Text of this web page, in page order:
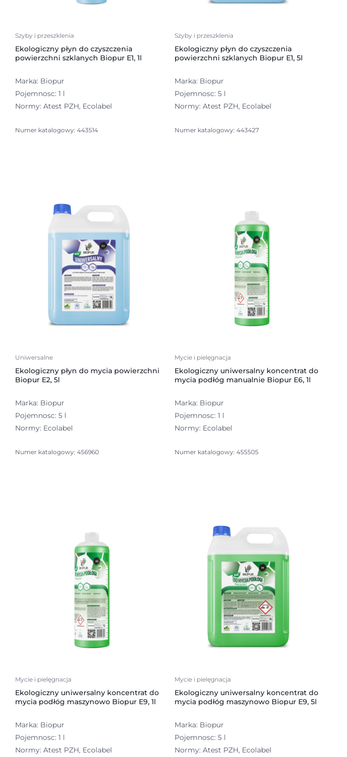
Szyby i przeszklenia
Ekologiczny płyn do czyszczenia
powierzchni szklanych Biopur E1, 1l
Marka: Biopur
Pojemnosc: 1 l
Normy: Atest PZH, Ecolabel
Numer katalogowy: 443514
Szyby i przeszklenia
Ekologiczny płyn do czyszczenia
powierzchni szklanych Biopur E1, 5l
Marka: Biopur
Pojemnosc: 5 l
Normy: Atest PZH, Ecolabel
Numer katalogowy: 443427
Uniwersalne
Ekologiczny płyn do mycia powierzchni
Biopur E2, 5l
Marka: Biopur
Pojemnosc: 5 l
Normy: Ecolabel
Numer katalogowy: 456960
Mycie i pielęgnacja
Ekologiczny uniwersalny koncentrat do
mycia podłóg manualnie Biopur E6, 1l
Marka: Biopur
Pojemnosc: 1 l
Normy: Ecolabel
Numer katalogowy: 455505
Mycie i pielęgnacja
Ekologiczny uniwersalny koncentrat do
mycia podłóg maszynowo Biopur E9, 1l
Marka: Biopur
Pojemnosc: 1 l
Normy: Atest PZH, Ecolabel
Mycie i pielęgnacja
Ekologiczny uniwersalny koncentrat do
mycia podłóg maszynowo Biopur E9, 5l
Marka: Biopur
Pojemnosc: 5 l
Normy: Atest PZH, Ecolabel